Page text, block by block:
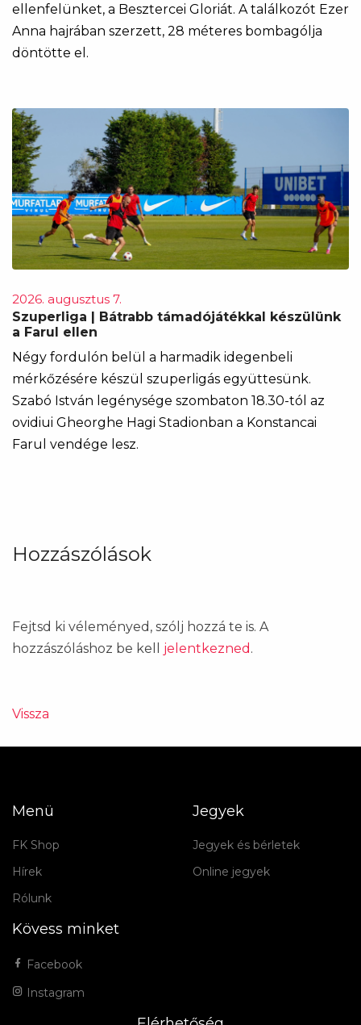
ellenfelünket, a Besztercei Gloriát. A találkozót Ezer
Anna hajrában szerzett, 28 méteres bombagólja
döntötte el.
2026. augusztus 7.
Szuperliga | Bátrabb támadójátékkal készülünk
a Farul ellen
Négy fordulón belül a harmadik idegenbeli
mérkőzésére készül szuperligás együttesünk.
Szabó István legénysége szombaton 18.30-tól az
ovidiui Gheorghe Hagi Stadionban a Konstancai
Farul vendége lesz.
Hozzászólások
Fejtsd ki véleményed, szólj hozzá te is. A
hozzászóláshoz be kell jelentkezned .
Vissza
Menü
FK Shop
Hírek
Rólunk
Jegyek
Jegyek és bérletek
Online jegyek
Kövess minket
Facebook
Instagram